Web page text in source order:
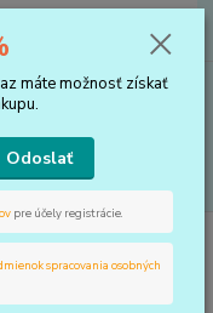
za0 €
Podpätenky a pätičky
máte možnosť získať
Odoslať
pre účely registrácie.
spracovania osobných